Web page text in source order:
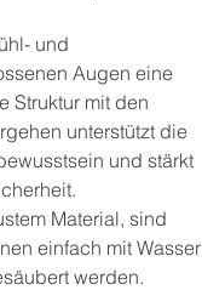
und
Augen eine
Struktur mit den
unterstützt die
und stärkt
Material, sind
einfach mit Wasser
werden.